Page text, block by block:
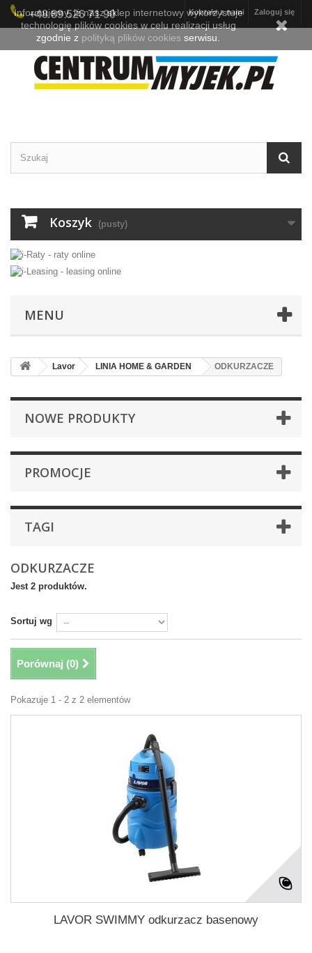
Zaloguj się
Kontakt z nami
+48 89 526 71 90
Koszyk (pusty)
MENU
Lavor LINIA HOME & GARDEN ODKURZACZE
NOWE PRODUKTY
PROMOCJE
TAGI
ODKURZACZE
Jest 2 produktów.
Sortuj wg
Porównaj (0)
Pokazuje 1 - 2 z 2 elementów
LAVOR SWIMMY odkurzacz basenowy
Informujemy, iż nasz sklep internetowy wykorzystuje
technologię plików cookies w celu realizacji usług
zgodnie z polityką plików cookies serwisu.